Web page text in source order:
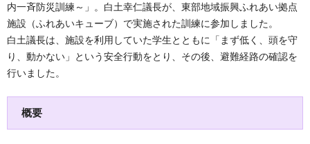
内一斉防災訓練～」。白土幸仁議長が、東部地域振興ふれあい拠点
施設（ふれあいキューブ）で実施された訓練に参加しました。
白土議長は、施設を利用していた学生とともに「まず低く、頭を守
り、動かない」という安全行動をとり、その後、避難経路の確認を
行いました。
概要